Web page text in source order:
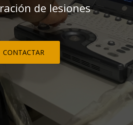
de lesiones
CONTACTAR